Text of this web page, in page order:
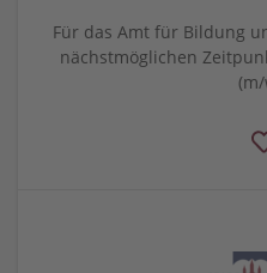
Für das Amt für Bildung
nächstmöglichen